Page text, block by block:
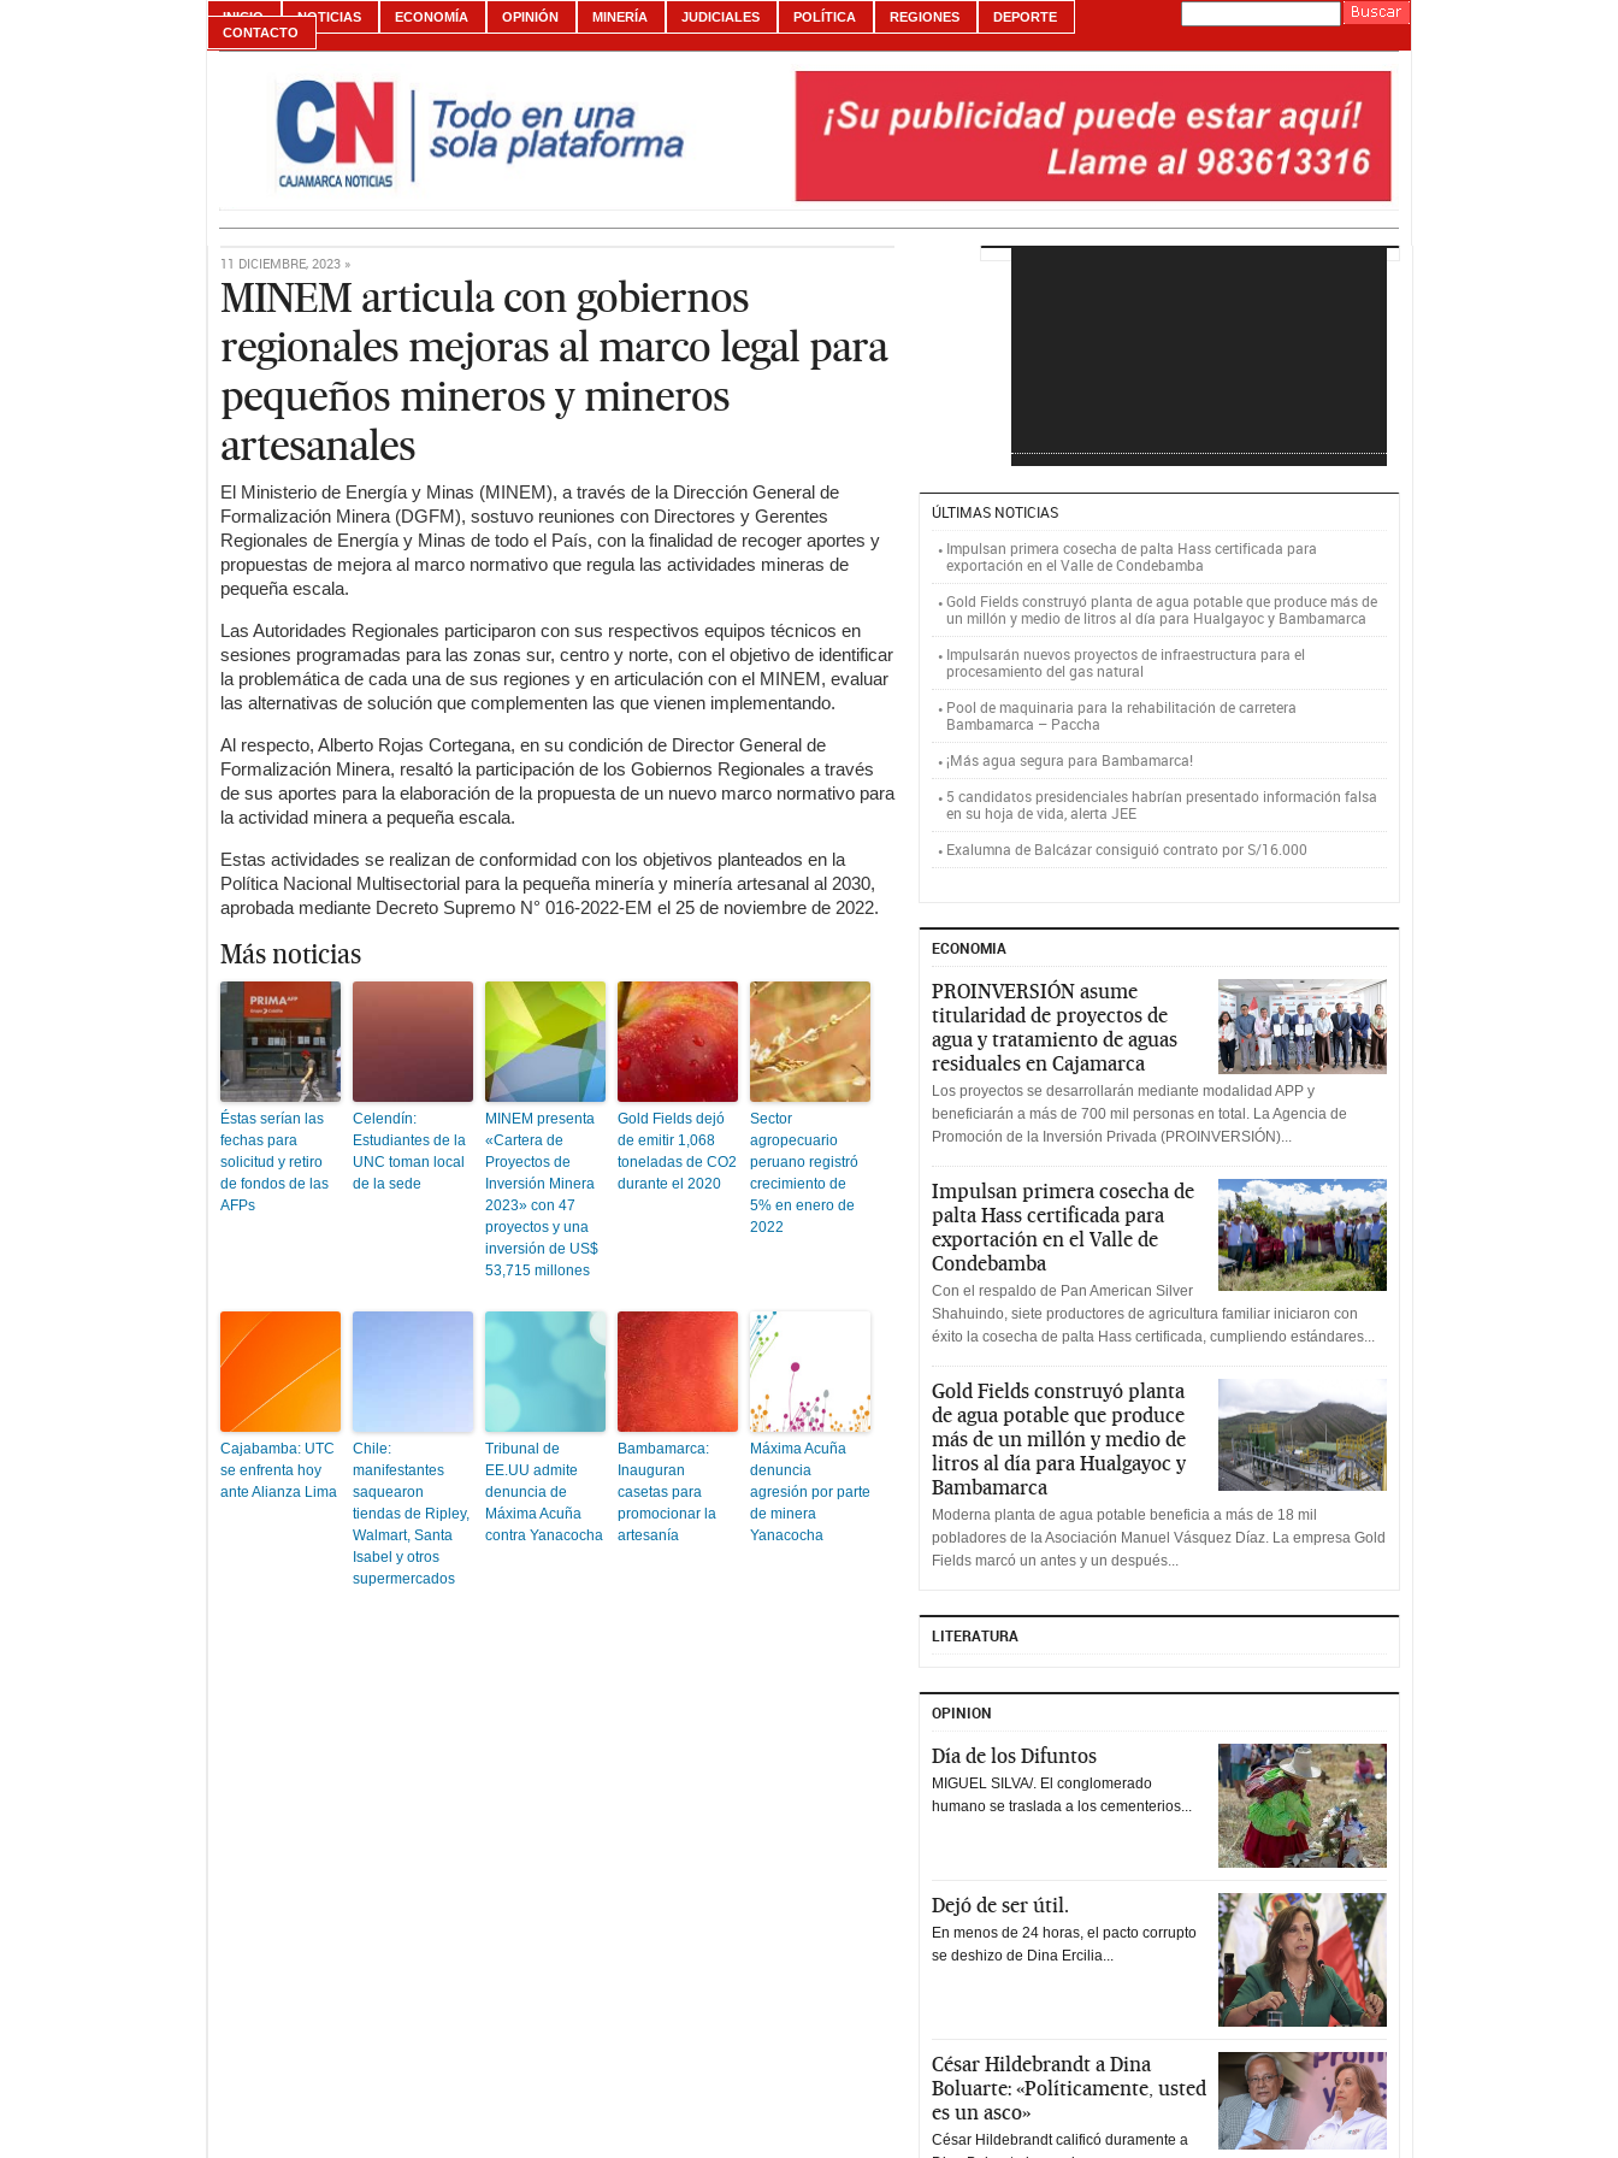
INICIO NOTICIAS ECONOMÍA OPINIÓN MINERÍA JUDICIALES POLÍTICA REGIONES
DEPORTE
CONTACTO
11 DICIEMBRE, 2023 »
MINEM articula con gobiernos
regionales mejoras al marco legal para
pequeños mineros y mineros
artesanales
El Ministerio de Energía y Minas (MINEM), a través de la Dirección General de
Formalización Minera (DGFM), sostuvo reuniones con Directores y Gerentes
Regionales de Energía y Minas de todo el País, con la finalidad de recoger aportes y
propuestas de mejora al marco normativo que regula las actividades mineras de
pequeña escala.
Las Autoridades Regionales participaron con sus respectivos equipos técnicos en
sesiones programadas para las zonas sur, centro y norte, con el objetivo de identificar
la problemática de cada una de sus regiones y en articulación con el MINEM, evaluar
las alternativas de solución que complementen las que vienen implementando.
Al respecto, Alberto Rojas Cortegana, en su condición de Director General de
Formalización Minera, resaltó la participación de los Gobiernos Regionales a través
de sus aportes para la elaboración de la propuesta de un nuevo marco normativo para
la actividad minera a pequeña escala.
Estas actividades se realizan de conformidad con los objetivos planteados en la
Política Nacional Multisectorial para la pequeña minería y minería artesanal al 2030,
aprobada mediante Decreto Supremo N° 016-2022-EM el 25 de noviembre de 2022.
Más noticias
Éstas serían las
fechas para
solicitud y retiro
de fondos de las
AFPs
Celendín:
Estudiantes de la
UNC toman local
de la sede
MINEM presenta
«Cartera de
Proyectos de
Inversión Minera
2023» con 47
proyectos y una
inversión de US$
53,715 millones
Gold Fields dejó
de emitir 1,068
toneladas de CO2
durante el 2020
Sector
agropecuario
peruano registró
crecimiento de
5% en enero de
2022
Cajabamba: UTC
se enfrenta hoy
ante Alianza Lima
Chile:
manifestantes
saquearon
tiendas de Ripley,
Walmart, Santa
Isabel y otros
supermercados
Tribunal de
EE.UU admite
denuncia de
Máxima Acuña
contra Yanacocha
Bambamarca:
Inauguran
casetas para
promocionar la
artesanía
Máxima Acuña
denuncia
agresión por parte
de minera
Yanacocha
ÚLTIMAS NOTICIAS
Impulsan primera cosecha de palta Hass certificada para
exportación en el Valle de Condebamba
Gold Fields construyó planta de agua potable que produce más de
un millón y medio de litros al día para Hualgayoc y Bambamarca
Impulsarán nuevos proyectos de infraestructura para el
procesamiento del gas natural
Pool de maquinaria para la rehabilitación de carretera
Bambamarca – Paccha
¡Más agua segura para Bambamarca!
5 candidatos presidenciales habrían presentado información falsa
en su hoja de vida, alerta JEE
Exalumna de Balcázar consiguió contrato por S/16.000
ECONOMIA
PROINVERSIÓN asume
titularidad de proyectos de
agua y tratamiento de aguas
residuales en Cajamarca
Los proyectos se desarrollarán mediante modalidad APP y
beneficiarán a más de 700 mil personas en total. La Agencia de
Promoción de la Inversión Privada (PROINVERSIÓN)...
Impulsan primera cosecha de
palta Hass certificada para
exportación en el Valle de
Condebamba
Con el respaldo de Pan American Silver
Shahuindo, siete productores de agricultura familiar iniciaron con
éxito la cosecha de palta Hass certificada, cumpliendo estándares...
Gold Fields construyó planta
de agua potable que produce
más de un millón y medio de
litros al día para Hualgayoc y
Bambamarca
Moderna planta de agua potable beneficia a más de 18 mil
pobladores de la Asociación Manuel Vásquez Díaz. La empresa Gold
Fields marcó un antes y un después...
LITERATURA
OPINION
Día de los Difuntos
MIGUEL SILVA/. El conglomerado
humano se traslada a los cementerios...
Dejó de ser útil.
En menos de 24 horas, el pacto corrupto
se deshizo de Dina Ercilia...
César Hildebrandt a Dina
Boluarte: «Políticamente, usted
es un asco»
César Hildebrandt calificó duramente a